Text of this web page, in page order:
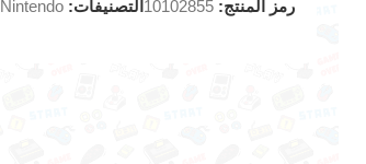
رمز المنتج: 10102855 التصنيفات: Nintendo